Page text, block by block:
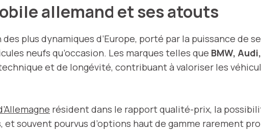
allemand et ses atouts
des plus dynamiques d’Europe, porté par la puissance de
neufs qu’occasion. Les marques telles que BMW,
et de longévité, contribuant à valoriser les
résident dans le rapport qualité-prix, la
souvent pourvus d’options haut de gamme rarement